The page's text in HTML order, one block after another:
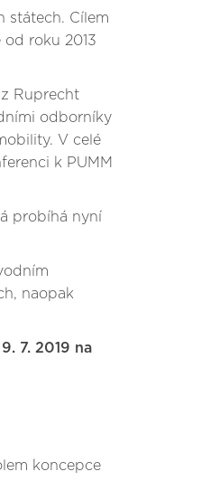
státech. Cílem
roku 2013
Ruprecht
odborníky
V celé
k PUMM
probíhá nyní
naopak
7. 2019 na
koncepce